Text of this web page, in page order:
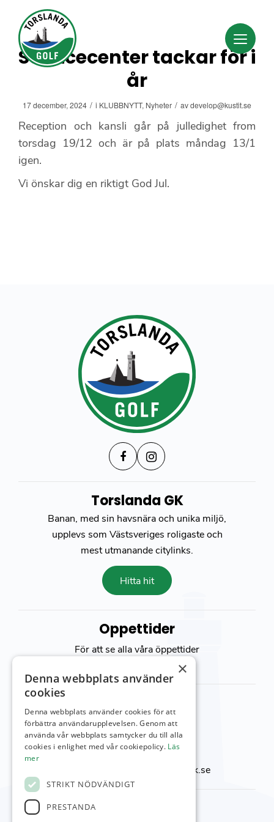
Servicecenter tackar för i
år
17 december, 2024 / i KLUBBNYTT, Nyheter / avdevelop@kustit.se
Reception och kansli går på julledighet from
torsdag 19/12 och är på plats måndag 13/1
igen.
Vi önskar dig en riktigt God Jul.
Torslanda GK
Banan, med sin havsnära och unika miljö,
upplevs som Västsveriges roligaste och
mest utmanande citylinks.
Hitta hit
Öppettider
För att se alla våra öppettider
kontakt sida
Viktor Setterbergs väg 5
423 38 Torslanda
Telefon:031-92 00 24
reception@torslandagk.se
Kontaktnummer
×
Denna webbplats använder
cookies
Denna webbplats använder cookies för att
förbättra användarupplevelsen. Genom att
använda vår webbplats samtycker du till alla
cookies i enlighet med vår cookiepolicy. Läs
mer
STRIKT NÖDVÄNDIGT
PRESTANDA